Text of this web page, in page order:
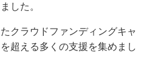
した。
クラウドファンディングキャ
超える多くの支援を集めまし